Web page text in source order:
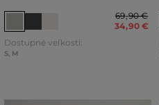
69,90 €
34,90 €
Dostupné veľkosti:
S, M